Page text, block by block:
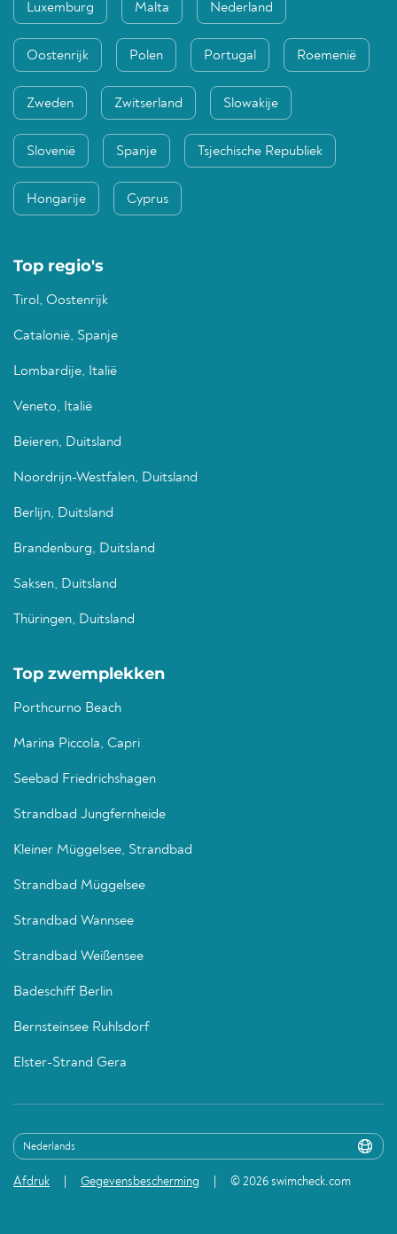
Luxemburg Malta Nederland
Oostenrijk Polen Portugal Roemenië
Zweden Zwitserland Slowakije
Slovenië Spanje Tsjechische Republiek
Hongarije Cyprus
Top regio's
Tirol, Oostenrijk
Catalonië, Spanje
Lombardije, Italië
Veneto, Italië
Beieren, Duitsland
Noordrijn-Westfalen, Duitsland
Berlijn, Duitsland
Brandenburg, Duitsland
Saksen, Duitsland
Thüringen, Duitsland
Top zwemplekken
Porthcurno Beach
Marina Piccola, Capri
Seebad Friedrichshagen
Strandbad Jungfernheide
Kleiner Müggelsee, Strandbad
Strandbad Müggelsee
Strandbad Wannsee
Strandbad Weißensee
Badeschiff Berlin
Bernsteinsee Ruhlsdorf
Elster-Strand Gera
Afdruk Gegevensbescherming © 2026 swimcheck.com